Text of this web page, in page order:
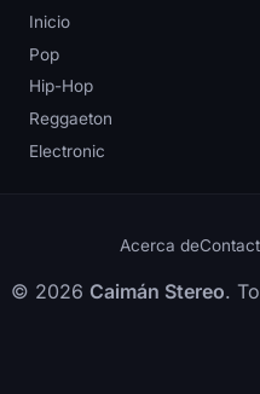
Inicio
Pop
Hip-Hop
Reggaeton
Electronic
Acerca de
© 2026 Caimán Stereo.